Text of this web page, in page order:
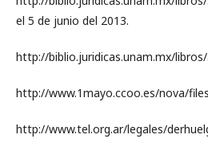
el 5 de junio del 2013.
http://biblio.juridicas.unam.mx/
http://www.1mayo.ccoo.es/nova/
http://www.tel.org.ar/legales/